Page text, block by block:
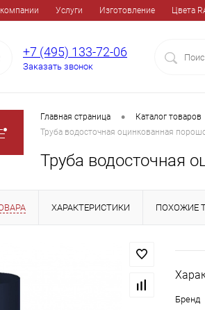
Услуги Изготовление Цвета
+7 (495) 133-72-06
Заказать звонок
Главная страница • Каталог товаров
Труба водосточная оцинкованная
Труба водосточная
ХАРАКТЕРИСТИКИ ПОХОЖИЕ
Бренд